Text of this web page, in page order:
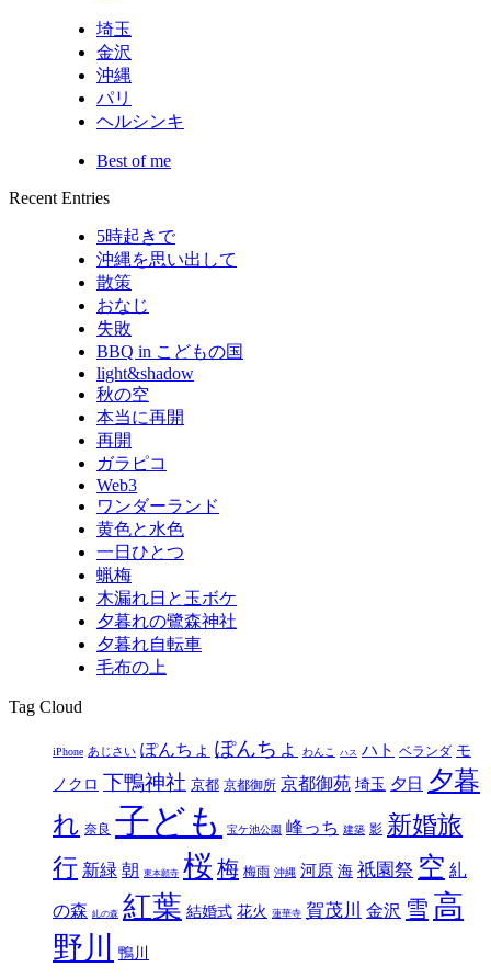
埼玉
金沢
沖縄
パリ
ヘルシンキ
Best of me
Recent Entries
5時起きで
沖縄を思い出して
散策
おなじ
失敗
BBQ in こどもの国
light&shadow
秋の空
本当に再開
再開
ガラピコ
Web3
ワンダーランド
黄色と水色
一日ひとつ
蝋梅
木漏れ日と玉ボケ
夕暮れの鷺森神社
夕暮れ自転車
毛布の上
Tag Cloud
iPhone あじさい ぽんちょ ぽんちょ わんこ ハス ハト ベランダ モ
ノクロ 下鴨神社 京都 京都御所 京都御苑 埼玉 夕日 夕暮
れ 奈良 子ども 宝ケ池公園 峰っち 建築 影 新婚旅
行 新緑 朝 東本願寺 桜 梅 梅雨 沖縄 河原 海 祇園祭 空 糺
の森 糺の森 紅葉 結婚式 花火 蓮華寺 賀茂川 金沢 雪 高
野川
鴨川